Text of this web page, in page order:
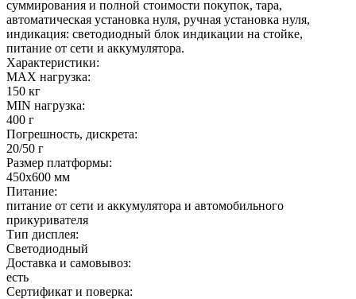
суммирования и полной стоимости покупок, тара,
автоматическая установка нуля, ручная установка нуля,
индикация: светодиодный блок индикации на стойке,
питание от сети и аккумулятора.
Характеристики:
MAX нагрузка:
150 кг
MIN нагрузка:
400 г
Погрешность, дискрета:
20/50 г
Размер платформы:
450х600 мм
Питание:
питание от сети и аккумулятора и автомобильного
прикуривателя
Тип дисплея:
Светодиодный
Доставка и самовывоз:
есть
Сертификат и поверка: